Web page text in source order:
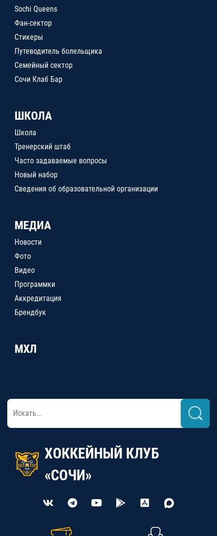
Sochi Queens
Фан-сектор
Стикеры
Путеводитель болельщика
Семейный сектор
Сочи Клаб Бар
ШКОЛА
Школа
Тренерский штаб
Часто задаваемые вопросы
Новый набор
Сведения об образовательной организации
МЕДИА
Новости
Фото
Видео
Программки
Аккредитация
Брендбук
МХЛ
ХОККЕЙНЫЙ КЛУБ
«СОЧИ»